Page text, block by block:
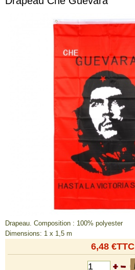
Drapeau. Composition : 100% polyester
Dimensions: 1 x 1,5 m
6,48 €TTC